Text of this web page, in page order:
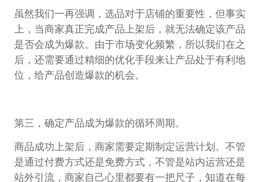
虽然我们一再强调，选品对于店铺的重要性，但事实
上，当商家真正完成产品上架后，就无法确定该产品
是否会成为爆款。由于市场变化频繁，所以我们在之
后，还需要通过精细的优化手段来让产品处于有利地
位，给产品创造爆款的机会。
第三，确定产品成为爆款的循环周期。
商品成功上架后，商家需要定期制定运营计划。不管
是通过付费方式还是免费方式，不管是站内运营还是
站外引流，商家自己心里都要有一把尺子，知道在每